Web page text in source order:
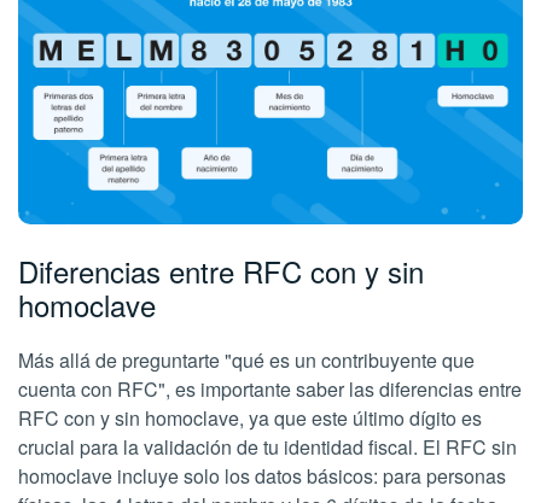
Diferencias entre RFC con y sin
homoclave
Más allá de preguntarte "qué es un contribuyente que
cuenta con RFC", es importante saber las diferencias entre
RFC con y sin homoclave, ya que este último dígito es
crucial para la validación de tu identidad fiscal. El RFC sin
homoclave incluye solo los datos básicos: para personas